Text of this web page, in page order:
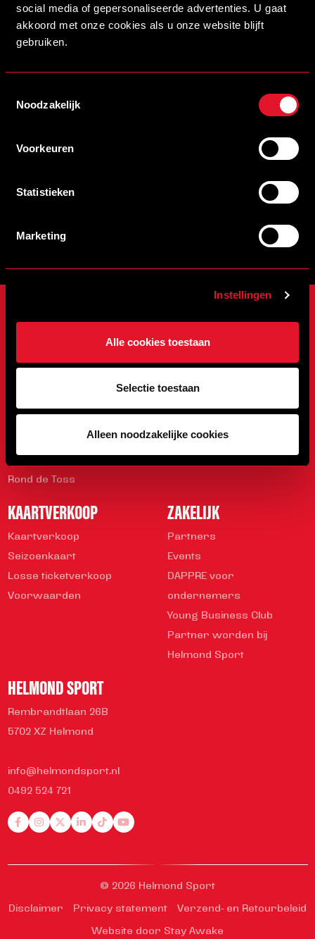
social media of gepersonaliseerde advertenties. U gaat
akkoord met onze cookies als u onze website blijft
gebruiken.
Noodzakelijk
Voorkeuren
Statistieken
Marketing
Instellingen
Alle cookies toestaan
Selectie toestaan
Alleen noodzakelijke cookies
Partners CED
Stadion Naamgever
SCHRIJF JE IN VOOR DE NIEUWSBRIEF
Schrijf je in voor de nieuwsbrief en blijf op de hoogte!
info@helmondsport.nl
0492 524 721 Rembrandtlaan 26B
ONZE CLUB
Sparen met DAPPRE
Veiligheidsregels
Rond de Toss
WEDSTRIJDEN
Programma
Uitslagen
KAARTVERKOOP
Kaartverkoop
Seizoenkaart
Losse ticketverkoop
Voorwaarden
ZAKELIJK
Partners
Events
DAPPRE voor
ondernemers
Young Business Club
Partner worden bij
Helmond Sport
HELMOND SPORT
Rembrandtlaan 26B
5702 XZ Helmond
info@helmondsport.nl
0492 524 721
© 2026 Helmond Sport
Disclaimer Privacy statement Verzend- en Retourbeleid
Website door Stay Awake